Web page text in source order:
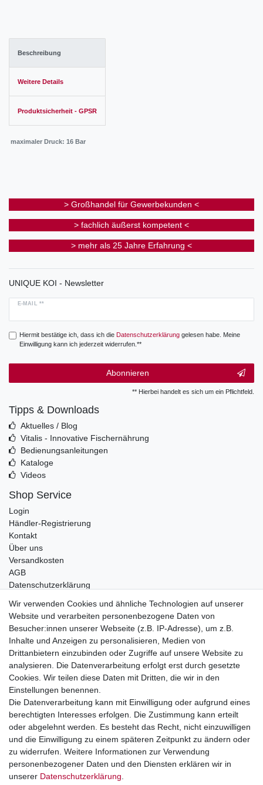
Beschreibung
Weitere Details
Produktsicherheit - GPSR
maximaler Druck: 16 Bar
> Großhandel für Gewerbekunden <
> fachlich äußerst kompetent <
> mehr als 25 Jahre Erfahrung <
UNIQUE KOI - Newsletter
E-MAIL **
Hiermit bestätige ich, dass ich die Daten­schutz­erklärunggelesen habe. Meine
Einwilligung kann ich jederzeit widerrufen.**
Abonnieren
** Hierbei handelt es sich um ein Pflichtfeld.
Tipps & Downloads
Aktuelles / Blog
Vitalis - Innovative Fischernährung
Bedienungsanleitungen
Kataloge
Videos
Shop Service
Login
Händler-Registrierung
Kontakt
Über uns
Versandkosten
AGB
Datenschutzerklärung
Telefonische Beratung und Unterstützung für Händler unter:
+49 2851 5895-0
Montag - Donnerstag: 08.00 - 16.30 Uhr
Freitag: 08.00 - 16.00 Uhr
Wir sind ein Großhandel, bitte wenden Sie sich als
Endkunde direkt an Ihren örtlichen Fachhändler. Vielen
Dank!
Widerrufs­recht Impressum Daten­schutz­erklärung
Wir verwenden Cookies und ähnliche Technologien auf unserer
Website und verarbeiten personenbezogene Daten von
Besucher:innen unserer Webseite (z.B. IP-Adresse), um z.B.
Inhalte und Anzeigen zu personalisieren, Medien von
Drittanbietern einzubinden oder Zugriffe auf unsere Website zu
analysieren. Die Datenverarbeitung erfolgt erst durch gesetzte
Cookies. Wir teilen diese Daten mit Dritten, die wir in den
Einstellungen benennen.
Die Datenverarbeitung kann mit Einwilligung oder aufgrund eines
berechtigten Interesses erfolgen. Die Zustimmung kann erteilt
oder abgelehnt werden. Es besteht das Recht, nicht einzuwilligen
und die Einwilligung zu einem späteren Zeitpunkt zu ändern oder
zu widerrufen. Weitere Informationen zur Verwendung
personenbezogener Daten und den Diensten erklären wir in
unserer Daten­schutz­erklärung